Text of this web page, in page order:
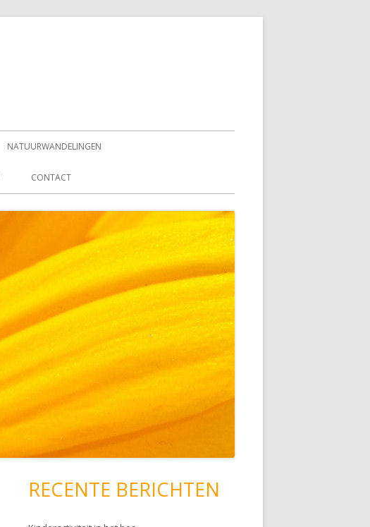
NATUURWANDELINGEN
CONTACT
RECENTE BERICHTEN